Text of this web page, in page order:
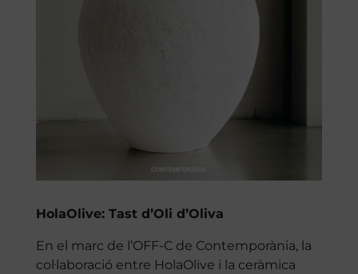
HolaOlive: Tast d’Oli d’Oliva
En el marc de l’OFF-C de Contemporània, la
col·laboració entre HolaOlive i la ceràmica